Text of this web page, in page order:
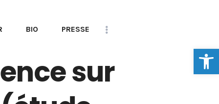
Ouvrir
BIO PRESSE
sur